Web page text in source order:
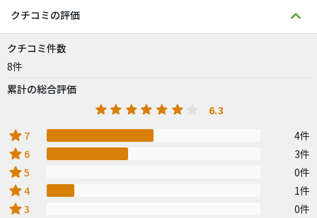
クチコミの評価
クチコミ件数
8件
累計の総合評価
6.3
star 7 4件
star 6 3件
star5 0件
star4 1件
star3 0件